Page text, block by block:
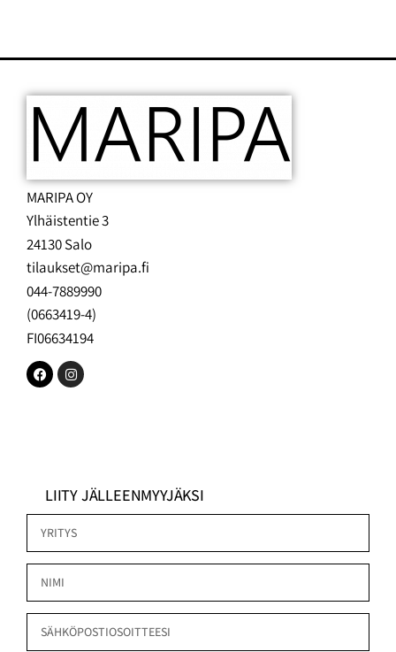
MARIPA OY
Ylhäistentie 3
24130 Salo
tilaukset@maripa.fi
044-7889990
(0663419-4)
FI06634194
LIITY JÄLLEENMYYJÄKSI